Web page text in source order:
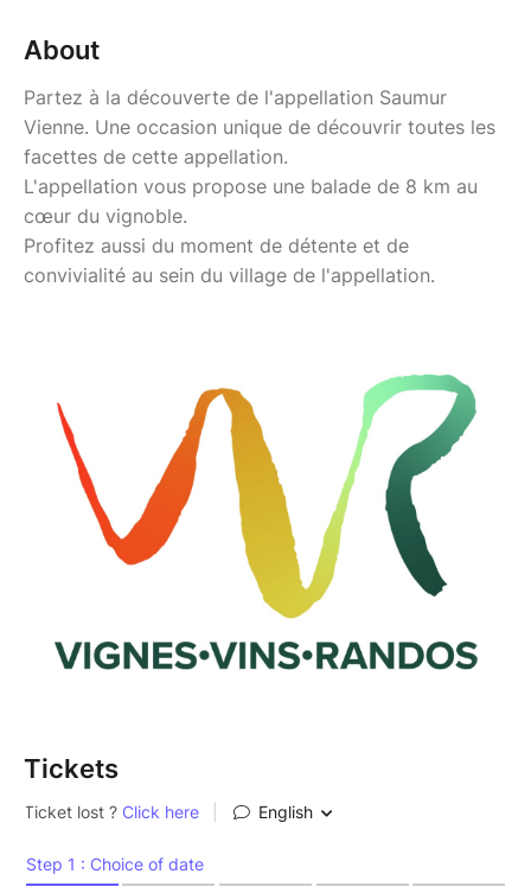
About
Partez à la découverte de l'appellation Saumur
Vienne. Une occasion unique de découvrir toutes les
facettes de cette appellation.
L'appellation vous propose une balade de 8 km au
cœur du vignoble.
Profitez aussi du moment de détente et de
convivialité au sein du village de l'appellation.
Tickets